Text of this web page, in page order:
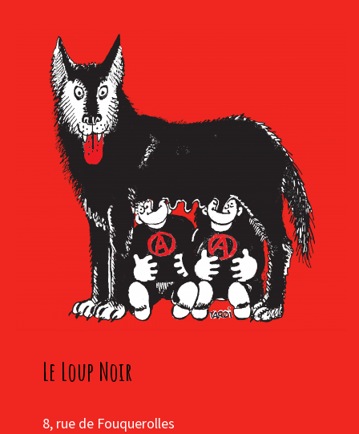
Le Loup Noir
8, rue de Fouquerolles